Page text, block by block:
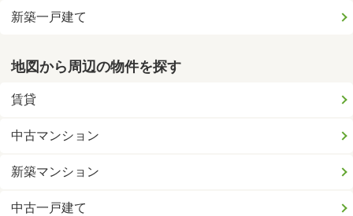
新築一戸建て
地図から周辺の物件を探す
賃貸
中古マンション
新築マンション
中古一戸建て